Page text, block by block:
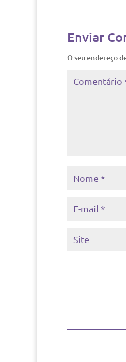
Enviar
O seu endereço